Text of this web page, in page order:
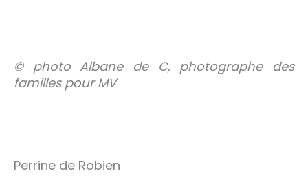
© photo Albane de C, photographe des
familles pour MV
Perrine de Robien